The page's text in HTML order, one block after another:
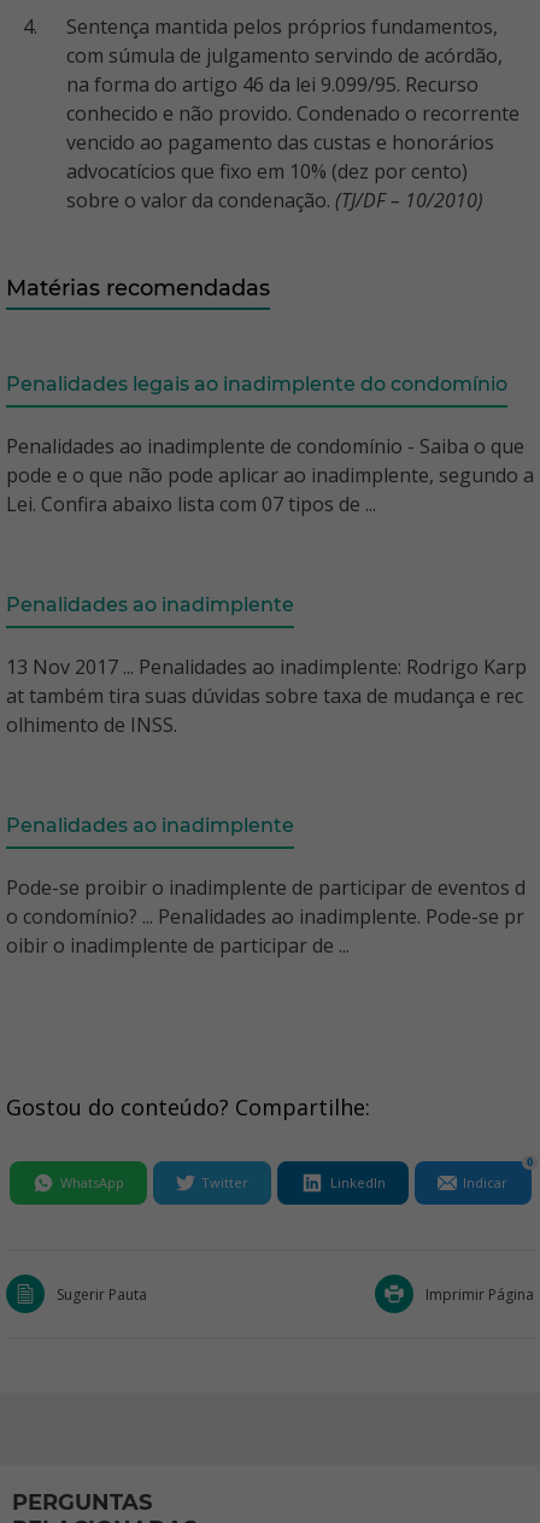
Sentença mantida pelos próprios fundamentos,
com súmula de julgamento servindo de acórdão,
na forma do artigo 46 da lei 9.099/95. Recurso
conhecido e não provido. Condenado o recorrente
vencido ao pagamento das custas e honorários
advocatícios que fixo em 10% (dez por cento)
sobre o valor da condenação. (TJ/DF – 10/2010)
Matérias recomendadas
Penalidades legais ao inadimplente do condomínio
Penalidades ao inadimplente de condomínio - Saiba o que
pode e o que não pode aplicar ao inadimplente, segundo a
Lei. Confira abaixo lista com 07 tipos de ...
Penalidades ao inadimplente
13 Nov 2017 ... Penalidades ao inadimplente: Rodrigo Karp
at também tira suas dúvidas sobre taxa de mudança e rec
olhimento de INSS.
Penalidades ao inadimplente
Pode-se proibir o inadimplente de participar de eventos d
o condomínio? ... Penalidades ao inadimplente. Pode-se pr
oibir o inadimplente de participar de ...
Gostou do conteúdo? Compartilhe:
WhatsApp Twitter LinkedIn Indicar
0
Sugerir Pauta Imprimir Página
PERGUNTAS